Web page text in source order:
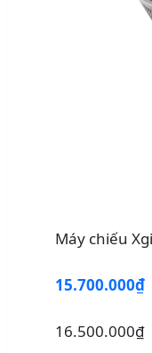
Máy chiếu
15.700.000₫
16.500.000₫